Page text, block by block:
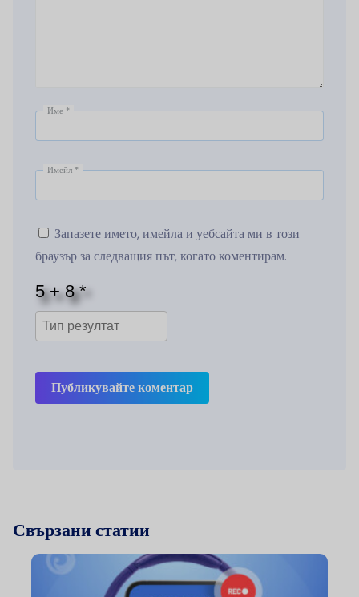
Име *
Имейл *
Запазете името, имейла и уебсайта ми в този
браузър за следващия път, когато коментирам.
Публикувайте коментар
Свързани статии